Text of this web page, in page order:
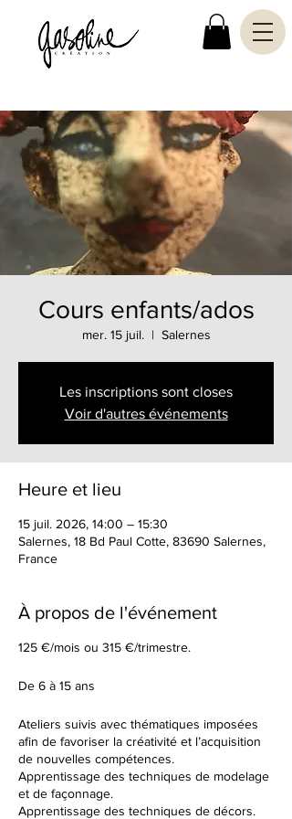
Cours enfants/ados
mer. 15 juil.
  |
Salernes
Les inscriptions sont closes
Voir d'autres événements
Heure et lieu
15 juil. 2026, 14:00 – 15:30
Salernes, 18 Bd Paul Cotte, 83690 Salernes,
France
À propos de l'événement
125 €/mois ou 315 €/trimestre.
De 6 à 15 ans
Ateliers suivis avec thématiques imposées
afin de favoriser la créativité et l’acquisition
de nouvelles compétences.
Apprentissage des techniques de modelage
et de façonnage.
Apprentissage des techniques de décors.